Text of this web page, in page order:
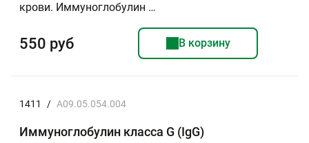
крови. Иммуноглобулин …
550 руб В корзину
1411 / A09.05.054.004
Иммуноглобулин класса G (IgG)